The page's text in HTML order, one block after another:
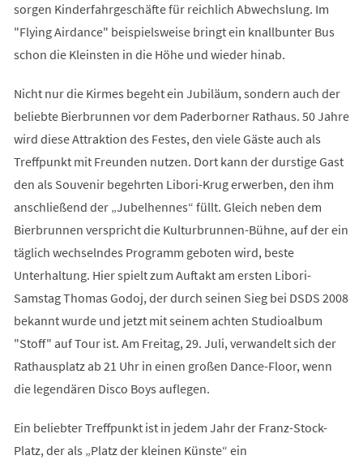
sorgen Kinderfahrgeschäfte für reichlich Abwechslung. Im
"Flying Airdance" beispielsweise bringt ein knallbunter Bus
schon die Kleinsten in die Höhe und wieder hinab.
Nicht nur die Kirmes begeht ein Jubiläum, sondern auch der
beliebte Bierbrunnen vor dem Paderborner Rathaus. 50 Jahre
wird diese Attraktion des Festes, den viele Gäste auch als
Treffpunkt mit Freunden nutzen. Dort kann der durstige Gast
den als Souvenir begehrten Libori-Krug erwerben, den ihm
anschließend der „Jubelhennes“ füllt. Gleich neben dem
Bierbrunnen verspricht die Kulturbrunnen-Bühne, auf der ein
täglich wechselndes Programm geboten wird, beste
Unterhaltung. Hier spielt zum Auftakt am ersten Libori-
Samstag Thomas Godoj, der durch seinen Sieg bei DSDS 2008
bekannt wurde und jetzt mit seinem achten Studioalbum
"Stoff" auf Tour ist. Am Freitag, 29. Juli, verwandelt sich der
Rathausplatz ab 21 Uhr in einen großen Dance-Floor, wenn
die legendären Disco Boys auflegen.
Ein beliebter Treffpunkt ist in jedem Jahr der Franz-Stock-
Platz, der als „Platz der kleinen Künste“ ein